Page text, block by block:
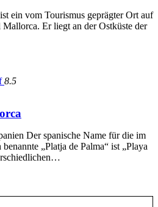
ein vom Tourismus geprägter Ort auf
Mallorca. Er liegt an der Ostküste der
8.5
Der spanische Name für die im
„Platja de Palma“ ist „Playa